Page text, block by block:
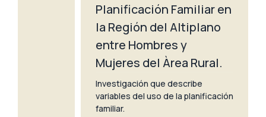
Planificación Familiar en
la Región del Altiplano
entre Hombres y
Mujeres del Àrea Rural.
Investigación que describe
variables del uso de la planificación
familiar.